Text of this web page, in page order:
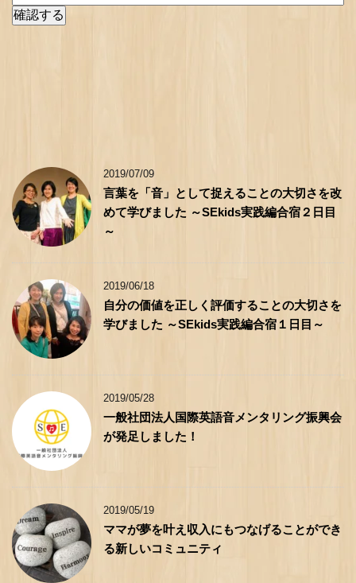
2019/07/09
言葉を「音」として捉えることの大切さを改
めて学びました ～SEkids実践編合宿２日目
～
2019/06/18
自分の価値を正しく評価することの大切さを
学びました ～SEkids実践編合宿１日目～
2019/05/28
一般社団法人国際英語音メンタリング振興会
が発足しました！
2019/05/19
ママが夢を叶え収入にもつなげることができ
る新しいコミュニティ